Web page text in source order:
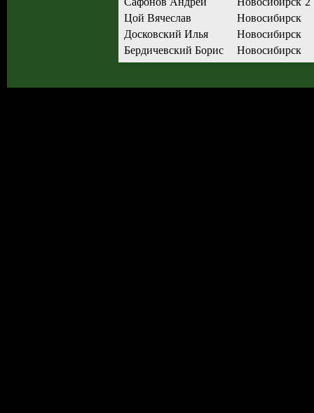
Цой Вячеслав
Новосибирск
Досковский Илья
Новосибирск
Бердичевский Борис
Новосибирск